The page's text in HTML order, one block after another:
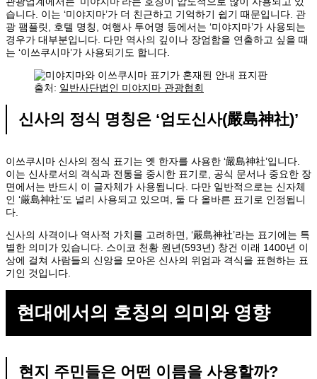
습니다. 이는 ‘미야지마’가 더 친근하고 기억하기 쉽기 때문입니다. 관
광 팸플릿, 호텔 명칭, 여행사 투어명 등에서는 ‘미야지마’가 사용되는
경우가 대부분입니다. 다만 역사의 깊이나 장엄함을 연출하고 싶을 때
는 ‘이쓰쿠시마’가 사용되기도 합니다.
출처: 일반사단법인 미야지마 관광협회
신사의 정식 명칭은 ‘엄도신사(嚴島神社)’
이쓰쿠시마 신사의 정식 표기는 옛 한자를 사용한 ‘嚴島神社’입니다.
이는 신사로서의 격식과 전통을 중시한 표기로, 공식 문서나 중요한 장
면에서는 반드시 이 글자체가 사용됩니다. 다만 일반적으로는 신자체
인 ‘厳島神社’도 널리 사용되고 있으며, 둘 다 올바른 표기로 인정됩니
다.
신사의 사격이나 역사적 가치를 고려하면, ‘嚴島神社’라는 표기에는 특
별한 의미가 있습니다. 스이코 천황 원년(593년) 창건 이래 1400년 이
상에 걸쳐 사람들의 신앙을 모아온 신사의 위엄과 격식을 표현하는 표
기인 것입니다.
현대에서의 호칭의 의미와 영향
현지 주민들은 어떤 이름을 사용할까?